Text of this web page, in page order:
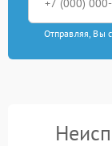
Отправляя, Вы